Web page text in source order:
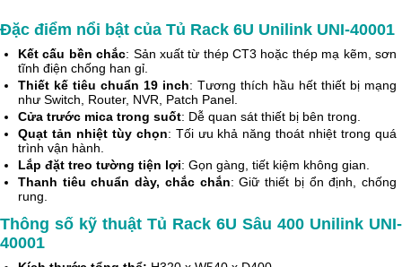
Đặc điểm nổi bật của Tủ Rack 6U Unilink UNI-40001
Kết cấu bền chắc: Sản xuất từ thép CT3 hoặc thép mạ kẽm, sơn
tĩnh điện chống han gỉ.
Thiết kế tiêu chuẩn 19 inch: Tương thích hầu hết thiết bị mạng
như Switch, Router, NVR, Patch Panel.
Cửa trước mica trong suốt: Dễ quan sát thiết bị bên trong.
Quạt tản nhiệt tùy chọn: Tối ưu khả năng thoát nhiệt trong quá
trình vận hành.
Lắp đặt treo tường tiện lợi: Gọn gàng, tiết kiệm không gian.
Thanh tiêu chuẩn dày, chắc chắn: Giữ thiết bị ổn định, chống
rung.
Thông số kỹ thuật Tủ Rack 6U Sâu 400 Unilink UNI-
40001